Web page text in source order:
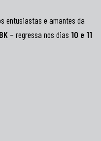
entusiastas e amantes da
– regressa nos dias 10 e 11